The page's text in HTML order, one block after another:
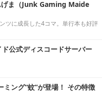
げま（Junk Gaming Maide
ツに成長した4コマ。単行本も好評
公式ディスコードサーバー
ミング“蚊”が登場！ その特徴